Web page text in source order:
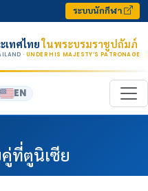
ระบบนักกีฬา
เทศไทยในพระบรมราชูปถัมภ์
· UNDER HIS MAJESTY’S PATRONAGE
EN
ที่ตูนิเซีย